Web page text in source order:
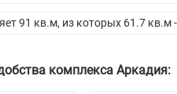
91 кв.м, из которых 61.7 кв.м
комплекса Аркадия: